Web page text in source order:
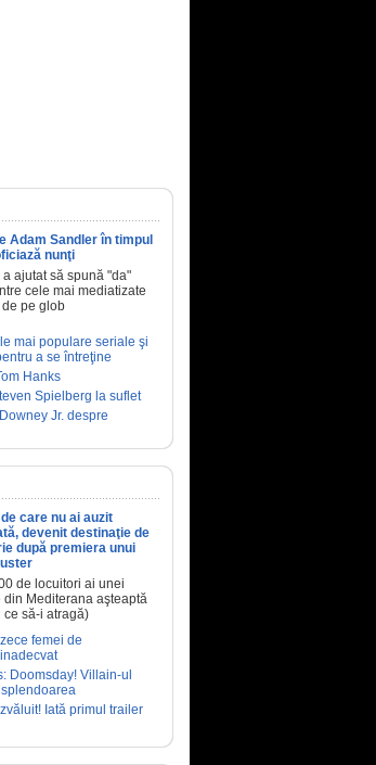
Adam Sandler în timpul
nunţi
a ajutat să spună "da"
cele mai mediatizate
pe glob
mai populare seriale şi
a se întreţine
Hanks
Spielberg la suflet
Jr. despre
care nu ai auzit
devenit destinaţie de
după premiera unui
de locuitori ai unei
din Mediterana aşteaptă
ce să-i atragă)
femei de
Doomsday! Villain-ul
Iată primul trailer